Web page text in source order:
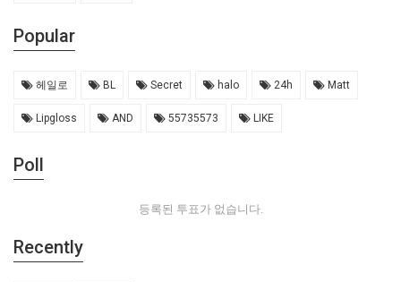
Popular
헤일로 BL Secret halo 24h Matt
Lipgloss AND 55735573 LIKE
Poll
등록된 투표가 없습니다.
Recently